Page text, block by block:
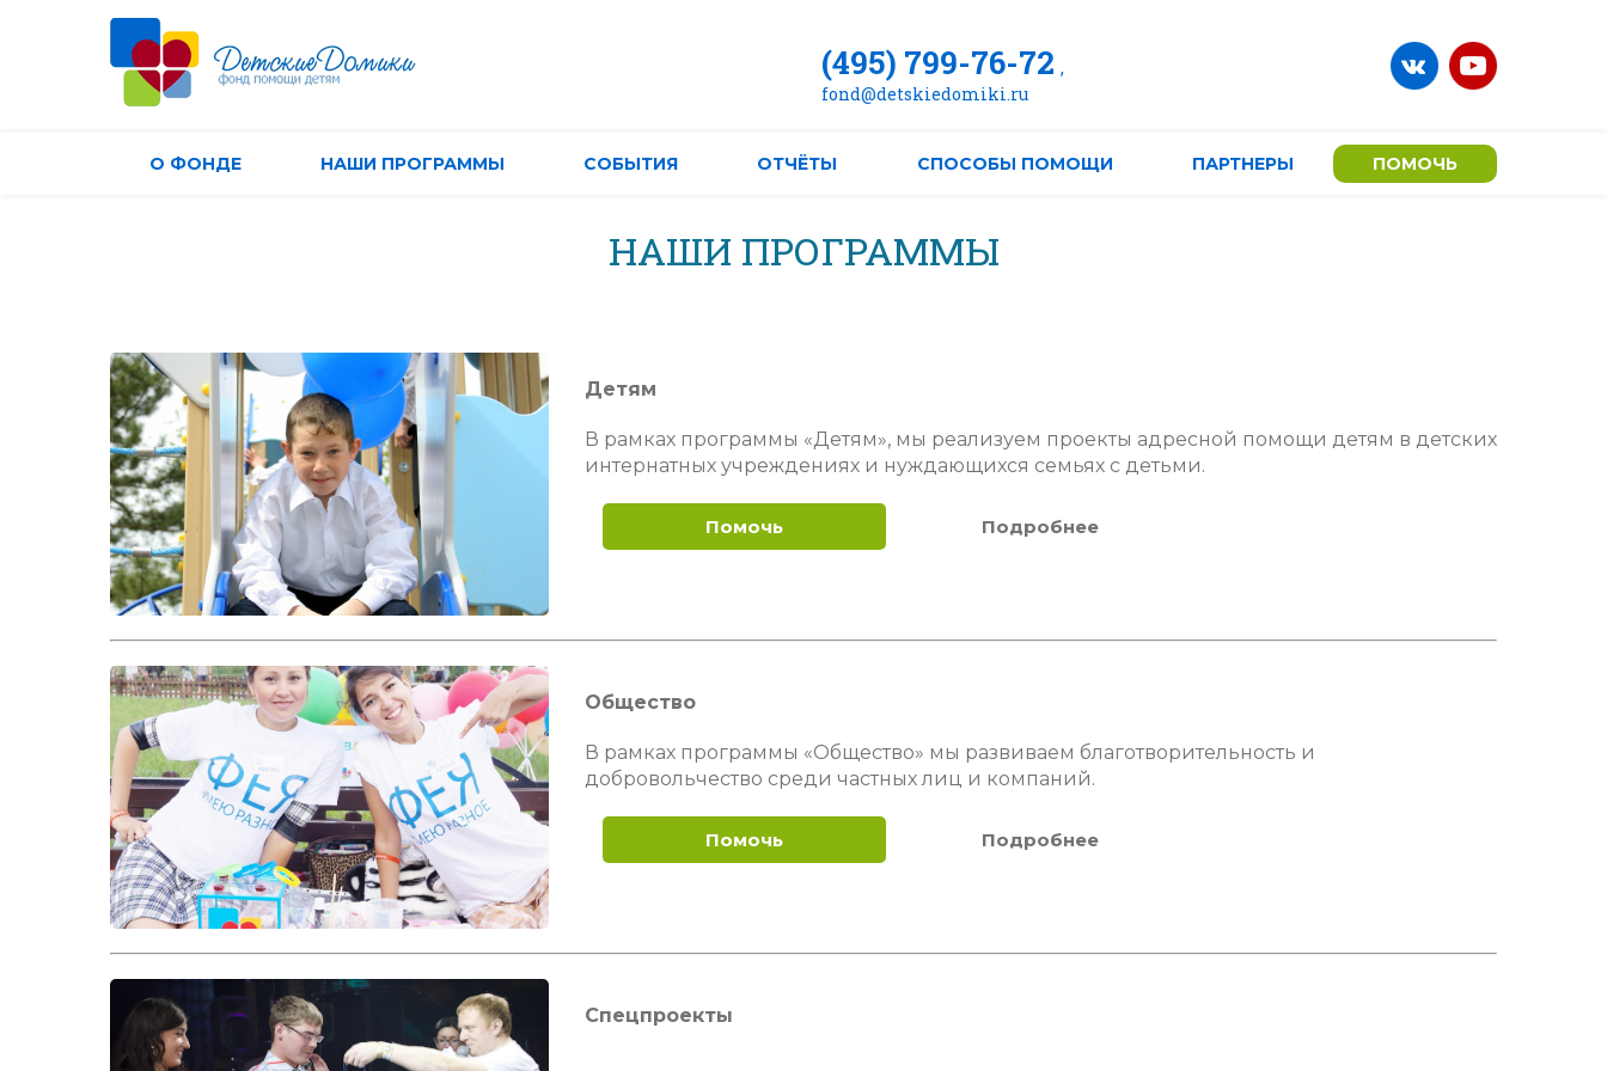
(495) 799-76-72 ,
fond@detskiedomiki.ru
О ФОНДЕ НАШИ ПРОГРАММЫ СОБЫТИЯ ОТЧЁТЫ CПОСОБЫ ПОМОЩИ ПАРТНЕРЫ ПОМОЧЬ
НАШИ ПРОГРАММЫ
Детям
В рамках программы «Детям», мы реализуем проекты адресной помощи детям в детских
интернатных учреждениях и нуждающихся семьях с детьми.
Помочь Подробнее
Общество
В рамках программы «Общество» мы развиваем благотворительность и
добровольчество среди частных лиц и компаний.
Помочь Подробнее
Спецпроекты